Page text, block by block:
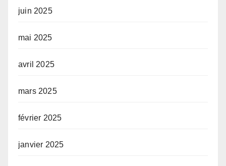
juin 2025
mai 2025
avril 2025
mars 2025
février 2025
janvier 2025